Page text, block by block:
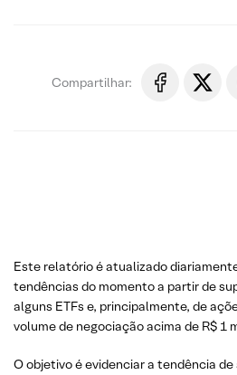
Compartilhar:
Este relatório é atualizado
tendências do momento a partir de
alguns ETFs e, principalmente, de
volume de negociação acima de R$ 1
O objetivo é evidenciar a tendência